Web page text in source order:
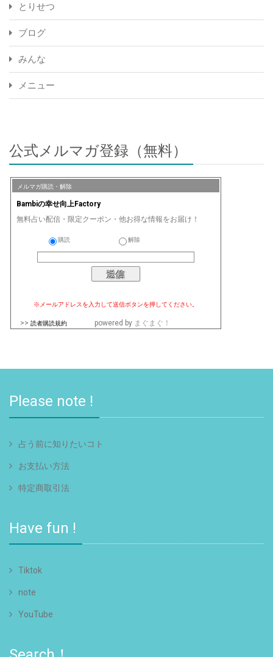
とりせつ
ブログ
みんな
メニュー
公式メルマガ登録（無料）
メルマガ購読・解除
Bambiの幸せ向上Factory
無料占い配信・限定クーポン・他お得な情報をお届け！
購読 解除
※メールアドレスを入力して送信ボタンを押してください。
>> 読者購読規約 powered by まぐまぐ！
Please note !
占う前に知りたいコト
お支払い方法
特定商取引法
Have fun !
Tiktok
note
YouTube